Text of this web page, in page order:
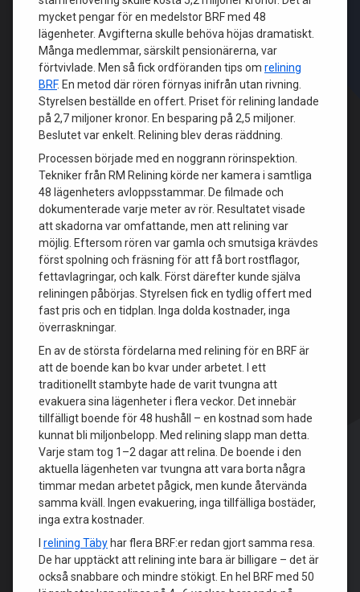
mycket pengar för en medelstor BRF med 48
lägenheter. Avgifterna skulle behöva höjas dramatiskt.
Många medlemmar, särskilt pensionärerna, var
förtvivlade. Men så fick ordföranden tips om relining
BRF. En metod där rören förnyas inifrån utan rivning.
Styrelsen beställde en offert. Priset för relining landade
på 2,7 miljoner kronor. En besparing på 2,5 miljoner.
Beslutet var enkelt. Relining blev deras räddning.
Processen började med en noggrann rörinspektion.
Tekniker från RM Relining körde ner kamera i samtliga
48 lägenheters avloppsstammar. De filmade och
dokumenterade varje meter av rör. Resultatet visade
att skadorna var omfattande, men att relining var
möjlig. Eftersom rören var gamla och smutsiga krävdes
först spolning och fräsning för att få bort rostflagor,
fettavlagringar, och kalk. Först därefter kunde själva
reliningen påbörjas. Styrelsen fick en tydlig offert med
fast pris och en tidplan. Inga dolda kostnader, inga
överraskningar.
En av de största fördelarna med relining för en BRF är
att de boende kan bo kvar under arbetet. I ett
traditionellt stambyte hade de varit tvungna att
evakuera sina lägenheter i flera veckor. Det innebär
tillfälligt boende för 48 hushåll – en kostnad som hade
kunnat bli miljonbelopp. Med relining slapp man detta.
Varje stam tog 1–2 dagar att relina. De boende i den
aktuella lägenheten var tvungna att vara borta några
timmar medan arbetet pågick, men kunde återvända
samma kväll. Ingen evakuering, inga tillfälliga bostäder,
inga extra kostnader.
relining Täby har flera BRF:er redan gjort samma resa.
De har upptäckt att relining inte bara är billigare – det är
också snabbare och mindre stökigt. En hel BRF med 50